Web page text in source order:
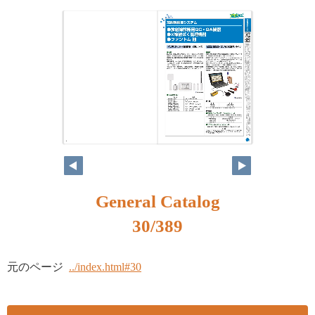
14 15
General Catalog
30/389
元のページ ../index.html#30